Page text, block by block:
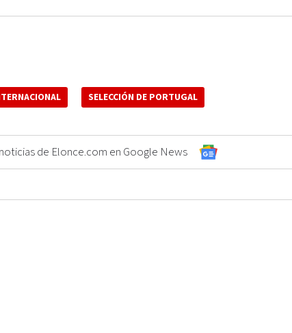
SELECCIÓN DE PORTUGAL
de Elonce.com en Google News